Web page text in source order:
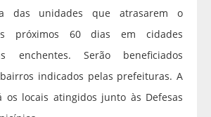
das unidades que atrasarem o
próximos 60 dias em cidades
enchentes. Serão beneficiados
indicados pelas prefeituras. A
os locais atingidos junto às Defesas